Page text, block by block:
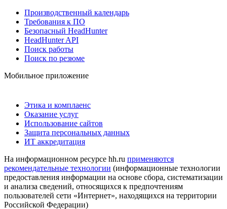
Производственный календарь
Требования к ПО
Безопасный HeadHunter
HeadHunter API
Поиск работы
Поиск по резюме
Мобильное приложение
Этика и комплаенс
Оказание услуг
Использование сайтов
Защита персональных данных
ИТ аккредитация
На информационном ресурсе hh.ru применяются
рекомендательные технологии (информационные технологии
предоставления информации на основе сбора, систематизации
и анализа сведений, относящихся к предпочтениям
пользователей сети «Интернет», находящихся на территории
Российской Федерации)